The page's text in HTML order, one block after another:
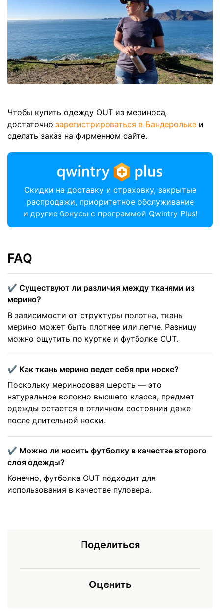
Чтобы купить одежду OUT из мериноса,
достаточно зарегистрироваться в Бандерольке и
сделать заказ на фирменном сайте.
Скидки на доставку и страховку, закрытые
распродажи, приоритетное обслуживание
и другие бонусы с программой Qwintry Plus!
FAQ
✔️ Существуют ли различия между тканями из
мерино?
В зависимости от структуры полотна, ткань
мерино может быть плотнее или легче. Разницу
можно ощутить по куртке и футболке OUT.
✔️ Как ткань мерино ведет себя при носке?
Поскольку мериносовая шерсть — это
натуральное волокно высшего класса, предмет
одежды остается в отличном состоянии даже
после длительной носки.
✔️ Можно ли носить футболку в качестве второго
слоя одежды?
Конечно, футболка OUT подходит для
использования в качестве пуловера.
Поделиться
Оценить